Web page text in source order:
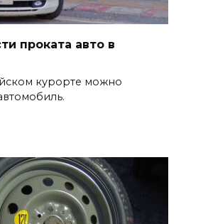
проката авто в
курорте можно